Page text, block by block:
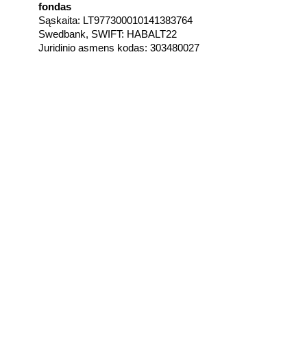
fondas
Sąskaita: LT977300010141383764
Swedbank, SWIFT: HABALT22
Juridinio asmens kodas: 303480027